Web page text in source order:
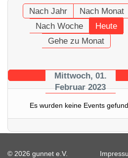
Nach Jahr
Nach Monat
Nach Woche
Heute
Gehe zu Monat
Mittwoch, 01.
Februar 2023
Es wurden keine Events
© 2026 gunnet e.V.